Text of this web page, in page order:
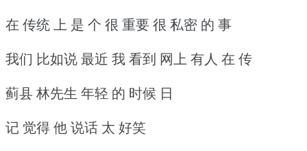
在 传统 上 是 个 很 重要 很 私密 的 事
我们 比如说 最近 我 看到 网上 有人 在 传
蓟县 林先生 年轻 的 时候 日
记 觉得 他 说话 太 好笑